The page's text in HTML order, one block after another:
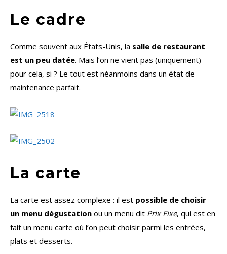
Le cadre
Comme souvent aux États-Unis, la salle de restaurant
est un peu datée. Mais l’on ne vient pas (uniquement)
pour cela, si ? Le tout est néanmoins dans un état de
maintenance parfait.
La carte
La carte est assez complexe : il est possible de choisir
un menu dégustation ou un menu dit Prix Fixe, qui est en
fait un menu carte où l’on peut choisir parmi les entrées,
plats et desserts.